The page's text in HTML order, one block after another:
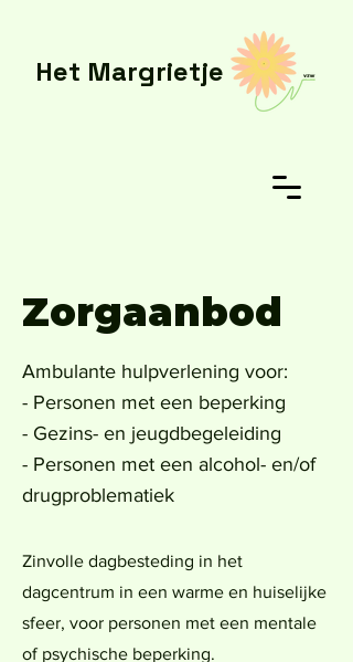
Het Margrietje
Zorgaanbod
Ambulante hulpverlening voor:
- Personen met een beperking
- Gezins- en jeugdbegeleiding
- Personen met een alcohol- en/of
drugproblematiek
Zinvolle dagbesteding in het
dagcentrum in een warme en huiselijke
sfeer, voor personen met een mentale
of psychische beperking.